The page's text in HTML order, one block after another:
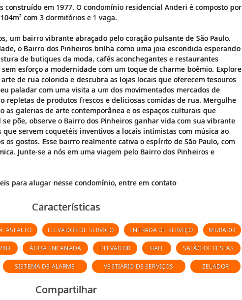
construído em 1977. O condomínio residencial Anderi é composto por
com 3 dormitórios e 1 vaga.
um bairro vibrante abraçado pelo coração pulsante de São Paulo.
o Bairro dos Pinheiros brilha como uma joia escondida esperando
de butiques da moda, cafés aconchegantes e restaurantes
esforço a modernidade com um toque de charme boêmio. Explore
de rua colorida e descubra as lojas locais que oferecem tesouros
paladar com uma visita a um dos movimentados mercados de
repletas de produtos frescos e deliciosas comidas de rua. Mergulhe
as galerias de arte contemporânea e os espaços culturais que
põe, observe o Bairro dos Pinheiros ganhar vida com sua vibrante
servem coquetéis inventivos a locais intimistas com música ao
os gostos. Esse bairro realmente cativa o espírito de São Paulo, com
Junte-se a nós em uma viagem pelo Bairro dos Pinheiros e
Consulte Imóveis à venda e Imóveis para alugar nesse condomínio, entre em contato
Características
ASFALTO ELEVADOR DE SERVIÇO ENTRADA DE SERVIÇO MURADO
ÁGUA ENCANADA ELEVADOR HALL SALÃO DE FESTAS
SISTEMA DE ALARME VESTIÁRIO DE SERVIÇOS ZELADOR
Compartilhar